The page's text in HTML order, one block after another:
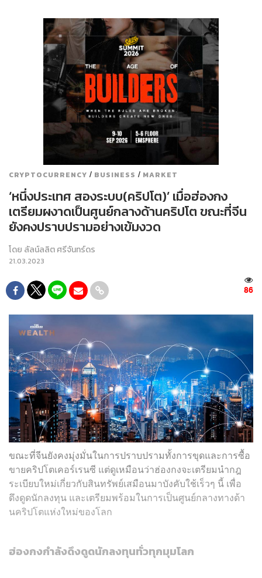
CRYPTOCURRENCY / BUSINESS / MARKET
‘หนึ่งประเทศ สองระบบ(คริปโต)’ เมื่อฮ่องกง
เตรียมผงาดเป็นศูนย์กลางด้านคริปโต ขณะที่จีน
ยังคงปราบปรามอย่างเข้มงวด
โดย ลัลน์ลลิต ศรีจันทร์ดร
21.03.2023
86
ขณะที่จีนยังคงมุ่งมั่นในการปราบปรามทั้งการขุดและการซื้อ
ขายคริปโตเคอร์เรนซี แต่ดูเหมือนว่าฮ่องกงจะเตรียมนำกฎ
ระเบียบใหม่เกี่ยวกับสินทรัพย์เสมือนมาบังคับใช้เร็วๆ นี้ เพื่อ
ดึงดูดนักลงทุน และเตรียมพร้อมในการเป็นศูนย์กลางทางด้า
นคริปโตแห่งใหม่ของโลก
ฮ่องกงกำลังดึงดูดนักลงทุนทั่วทุกมุมโลก